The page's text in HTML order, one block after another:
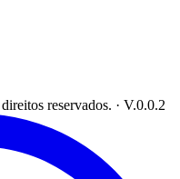
reservados. · V.0.0.2